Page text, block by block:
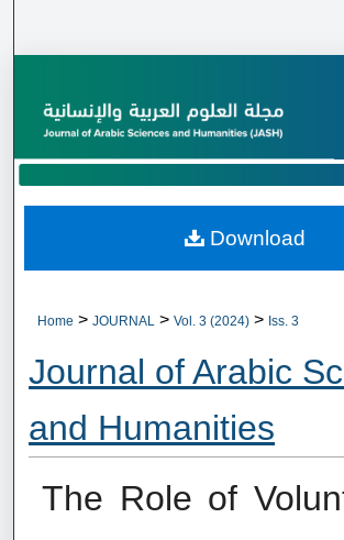
My Account
About
Digital Commons
Home > JOURNAL > Vol. 3 (2024) > Iss. 3
Journal of Arabic
and Humanities
The Role of
Download